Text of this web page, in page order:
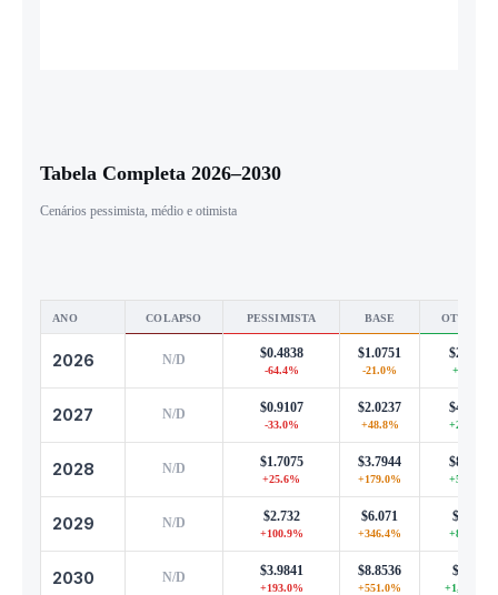
Tabela Completa 2026–2030
Cenários pessimista, médio e otimista
ANO COLAPSO PESSIMISTA BASE
2026 N/D $0.4838
-64.4%
$1.0751
-21.0%
$2.3652
+73.9%
2027 N/D $0.9107
-33.0%
$2.0237
+48.8%
$4.4521
+227.4%
2028 N/D $1.7075
+25.6%
$3.7944
+179.0%
$8.3477
+513.8%
2029 N/D $2.732
+100.9%
$6.071
+346.4%
$13.36
+882.1%
2030 N/D $3.9841
+193.0%
$8.8536
+551.0%
$19.48
+1,332.2%